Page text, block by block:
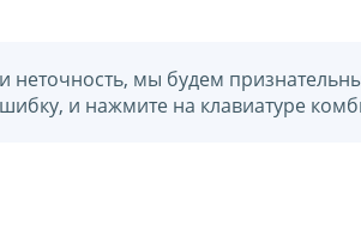
неточность, мы будем
и нажмите на клавиатуре